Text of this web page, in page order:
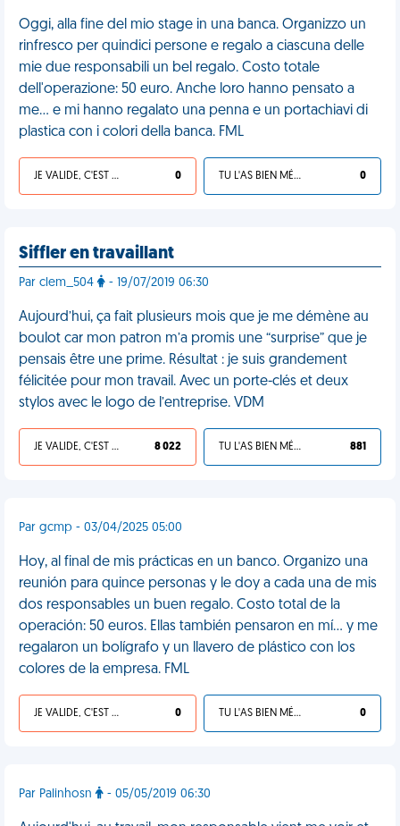
Oggi, alla fine del mio stage in una banca. Organizzo un
rinfresco per quindici persone e regalo a ciascuna delle
mie due responsabili un bel regalo. Costo totale
dell'operazione: 50 euro. Anche loro hanno pensato a
me… e mi hanno regalato una penna e un portachiavi di
plastica con i colori della banca. FML
JE VALIDE, C'EST UNE VDM 0 TU L'AS BIEN MÉRITÉ 0
Siffler en travaillant
Par clem_504 - 19/07/2019 06:30
Aujourd’hui, ça fait plusieurs mois que je me démène au
boulot car mon patron m’a promis une “surprise” que je
pensais être une prime. Résultat : je suis grandement
félicitée pour mon travail. Avec un porte-clés et deux
stylos avec le logo de l’entreprise. VDM
JE VALIDE, C'EST UNE VDM 8 022 TU L'AS BIEN MÉRITÉ 881
Par gcmp - 03/04/2025 05:00
Hoy, al final de mis prácticas en un banco. Organizo una
reunión para quince personas y le doy a cada una de mis
dos responsables un buen regalo. Costo total de la
operación: 50 euros. Ellas también pensaron en mí… y me
regalaron un bolígrafo y un llavero de plástico con los
colores de la empresa. FML
JE VALIDE, C'EST UNE VDM 0 TU L'AS BIEN MÉRITÉ 0
Par Palinhosn - 05/05/2019 06:30